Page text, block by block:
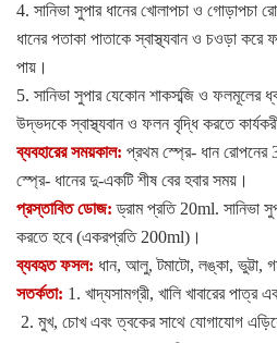
4. সানিভা সুপার ধানের খোলাপচা ও গোড়াপচা
ধানের পতাকা পাতাকে স্বাস্থ্যবান ও চওড়া
পায়।
5. সানিভা সুপার যেকোন শাকসব্জি ও ফলমূলের
উদ্ভদকে স্বাস্থ্যবান ও ফলন বৃদ্ধি করতে
ব্যবহারের সময়কাল: প্রথম স্প্রে- ধান রোপনের
স্প্রে- ধানের দু-একটি শীষ বের হবার সময় ।
প্রস্তাবিত ডোজ: ড্রাম প্রতি 20ml. সানিভা
করতে হবে(একরপ্রতি 200ml) ।
ব্যবহৃত ফসল: ধান, আলু, টমাটো, লঙ্কা, ভুট্টা,
সতর্কতা: 1. খাদ্যসামগ্রী, খালি খাবারের পাত্র
2. মুখ, চোখ এবং ত্বকের সাথে যোগাযোগ